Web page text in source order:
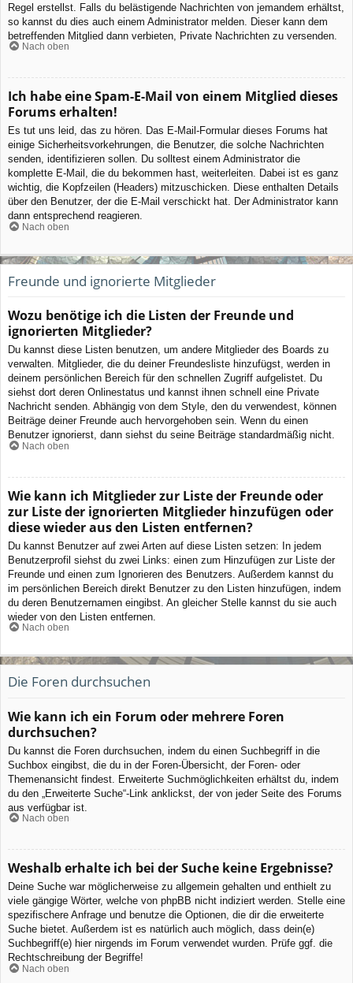
Regel erstellst. Falls du belästigende Nachrichten von jemandem erhältst,
so kannst du dies auch einem Administrator melden. Dieser kann dem
betreffenden Mitglied dann verbieten, Private Nachrichten zu versenden.
Nach oben
Ich habe eine Spam-E-Mail von einem Mitglied dieses
Forums erhalten!
Es tut uns leid, das zu hören. Das E-Mail-Formular dieses Forums hat
einige Sicherheitsvorkehrungen, die Benutzer, die solche Nachrichten
senden, identifizieren sollen. Du solltest einem Administrator die
komplette E-Mail, die du bekommen hast, weiterleiten. Dabei ist es ganz
wichtig, die Kopfzeilen (Headers) mitzuschicken. Diese enthalten Details
über den Benutzer, der die E-Mail verschickt hat. Der Administrator kann
dann entsprechend reagieren.
Nach oben
Freunde und ignorierte Mitglieder
Wozu benötige ich die Listen der Freunde und
ignorierten Mitglieder?
Du kannst diese Listen benutzen, um andere Mitglieder des Boards zu
verwalten. Mitglieder, die du deiner Freundesliste hinzufügst, werden in
deinem persönlichen Bereich für den schnellen Zugriff aufgelistet. Du
siehst dort deren Onlinestatus und kannst ihnen schnell eine Private
Nachricht senden. Abhängig von dem Style, den du verwendest, können
Beiträge deiner Freunde auch hervorgehoben sein. Wenn du einen
Benutzer ignorierst, dann siehst du seine Beiträge standardmäßig nicht.
Nach oben
Wie kann ich Mitglieder zur Liste der Freunde oder
zur Liste der ignorierten Mitglieder hinzufügen oder
diese wieder aus den Listen entfernen?
Du kannst Benutzer auf zwei Arten auf diese Listen setzen: In jedem
Benutzerprofil siehst du zwei Links: einen zum Hinzufügen zur Liste der
Freunde und einen zum Ignorieren des Benutzers. Außerdem kannst du
im persönlichen Bereich direkt Benutzer zu den Listen hinzufügen, indem
du deren Benutzernamen eingibst. An gleicher Stelle kannst du sie auch
wieder von den Listen entfernen.
Nach oben
Die Foren durchsuchen
Wie kann ich ein Forum oder mehrere Foren
durchsuchen?
Du kannst die Foren durchsuchen, indem du einen Suchbegriff in die
Suchbox eingibst, die du in der Foren-Übersicht, der Foren- oder
Themenansicht findest. Erweiterte Suchmöglichkeiten erhältst du, indem
du den „Erweiterte Suche“-Link anklickst, der von jeder Seite des Forums
aus verfügbar ist.
Nach oben
Weshalb erhalte ich bei der Suche keine Ergebnisse?
Deine Suche war möglicherweise zu allgemein gehalten und enthielt zu
viele gängige Wörter, welche von phpBB nicht indiziert werden. Stelle eine
spezifischere Anfrage und benutze die Optionen, die dir die erweiterte
Suche bietet. Außerdem ist es natürlich auch möglich, dass dein(e)
Suchbegriff(e) hier nirgends im Forum verwendet wurden. Prüfe ggf. die
Rechtschreibung der Begriffe!
Nach oben